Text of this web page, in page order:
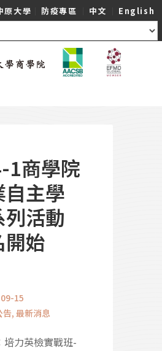
原大學 防疫專區 中文 English
1商學院
自主學
活動
開始
15
告, 最新消息
培力英檢實戰班-